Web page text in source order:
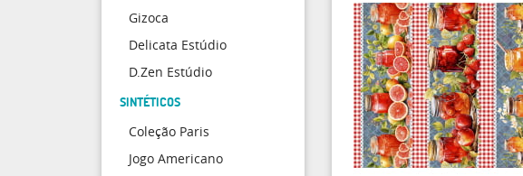
Gizoca
Delicata Estúdio
D.Zen Estúdio
SINTÉTICOS
Coleção Paris
Jogo Americano